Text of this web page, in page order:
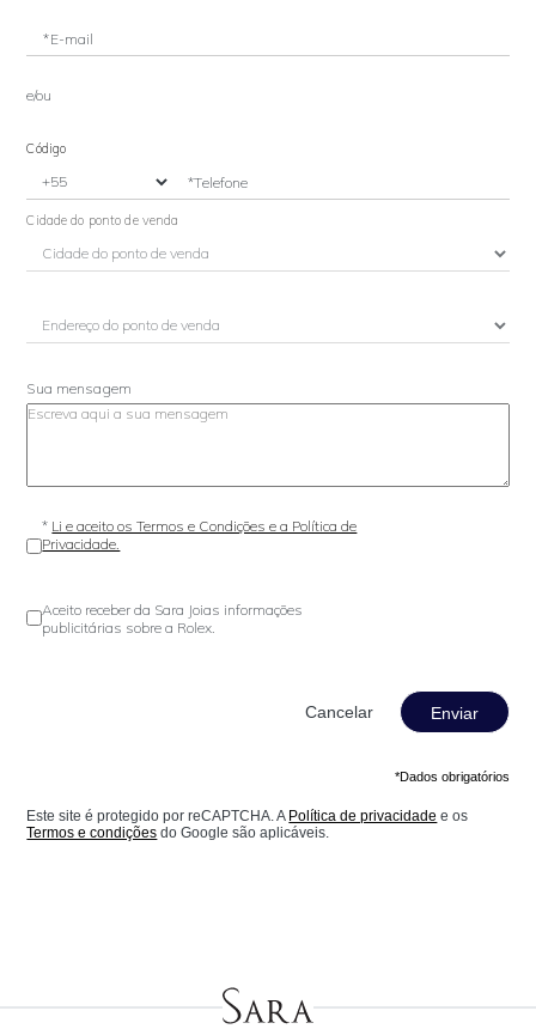
*E-mail
e/ou
Código
*Telefone
Cidade do ponto de venda
Sua mensagem
* Li e aceito os Termos e Condições e a Política de
Privacidade.
Aceito receber da Sara Joias informações
publicitárias sobre a Rolex.
Enviar
*Dados obrigatórios
Este site é protegido por reCAPTCHA. A Política de privacidade e os
Termos e condições do Google são aplicáveis.